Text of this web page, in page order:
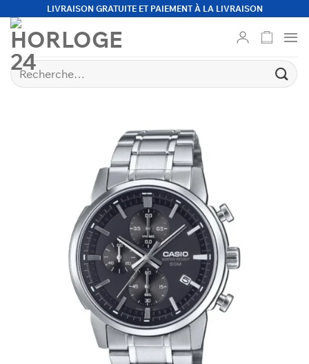
contenu
LIVRAISON GRATUITE ET PAIEMENT À LA LIVRAISON
Recherche
pour :